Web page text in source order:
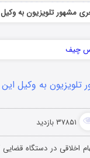
مشهور تلویزیون به
به وکیل
۳۷۸۵۱ بازدید
اخلاقی در دستگاه